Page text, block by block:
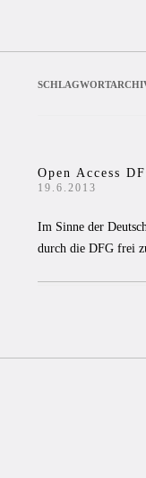
Open Access
19.6.2013
Im Sinne der
durch die DFG frei